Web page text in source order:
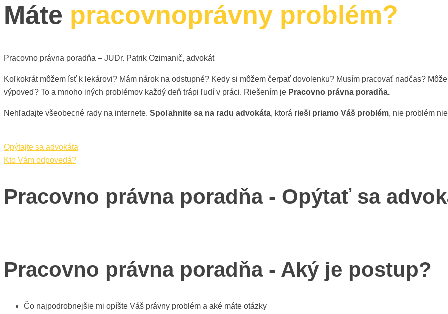
Máte pracovnoprávny problém?
Pracovno právna poradňa – JUDr. Patrik Ozimanič, advokát
Koľkokrát môžem ísť k lekárovi? Mám nárok na odstupné? Kedy si môžem čerpať dovolenku? Musím pracovať nadčas?
výpoveď? To a mnoho iných problémov každý deň trápi ľudí v práci. Riešením je Pracovno právna poradňa.
Nehľadajte všeobecné rady na internete. Spoľahnite sa na radu advokáta, ktorá rieši priamo Váš problém, nie problém
Opýtajte sa advokáta
Kto Vám odpovedá?
Pracovno právna poradňa - Opýtať sa
Pracovno právna poradňa - Aký je postup?
Čo najpodrobnejšie mi opíšte Váš právny problém a aké máte otázky